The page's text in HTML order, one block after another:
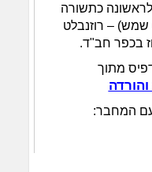
כתשורה
שמש) – רוזנבלט
בכפר חב"ד.
מתוך
עם המחבר: